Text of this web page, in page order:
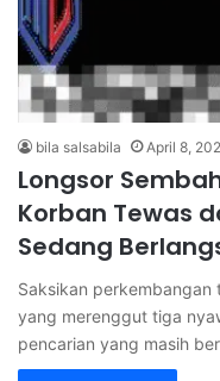
bila salsabila April 8,
Longsor
Korban Tewas
Sedang
Saksikan perkembangan
yang merenggut tiga
pencarian yang masih